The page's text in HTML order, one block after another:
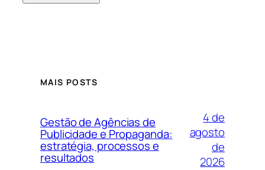
MAIS POSTS
Gestão de Agências de
Publicidade e Propaganda:
estratégia, processos e
resultados
4 de
agosto
de
2026